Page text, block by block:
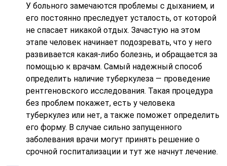
У больного замечаются проблемы с дыханием, и
его постоянно преследует усталость, от которой
не спасает никакой отдых. Зачастую на этом
этапе человек начинает подозревать, что у него
развивается какая-либо болезнь, и обращается за
помощью к врачам. Самый надежный способ
определить наличие туберкулеза — проведение
рентгеновского исследования. Такая процедура
без проблем покажет, есть у человека
туберкулез или нет, а также поможет определить
его форму. В случае сильно запущенного
заболевания врачи могут принять решение о
срочной госпитализации и тут же начнут лечение.